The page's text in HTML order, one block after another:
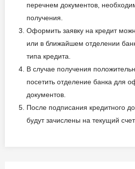
перечнем документов,
получения.
Оформить заявку на кредит
или в ближайшем отделении
типа кредита.
В случае получения
посетить отделение банка для
документов.
После подписания кредитного
будут зачислены на текущий